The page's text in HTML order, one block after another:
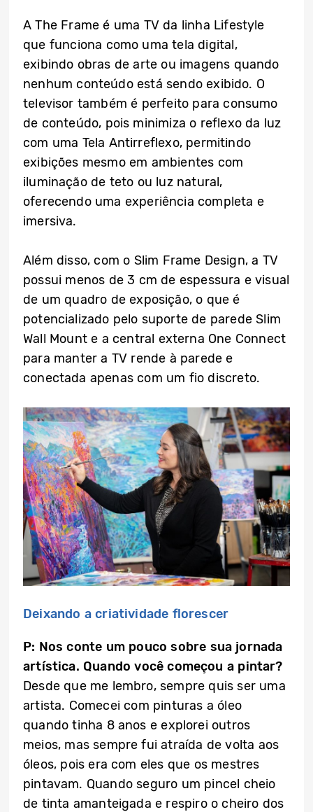
A The Frame é uma TV da linha Lifestyle
que funciona como uma tela digital,
exibindo obras de arte ou imagens quando
nenhum conteúdo está sendo exibido. O
televisor também é perfeito para consumo
de conteúdo, pois minimiza o reflexo da luz
com uma Tela Antirreflexo, permitindo
exibições mesmo em ambientes com
iluminação de teto ou luz natural,
oferecendo uma experiência completa e
imersiva.
Além disso, com o Slim Frame Design, a TV
possui menos de 3 cm de espessura e visual
de um quadro de exposição, o que é
potencializado pelo suporte de parede Slim
Wall Mount e a central externa One Connect
para manter a TV rende à parede e
conectada apenas com um fio discreto.
Deixando a criatividade florescer
P: Nos conte um pouco sobre sua jornada
artística. Quando você começou a pintar?
Desde que me lembro, sempre quis ser uma
artista. Comecei com pinturas a óleo
quando tinha 8 anos e explorei outros
meios, mas sempre fui atraída de volta aos
óleos, pois era com eles que os mestres
pintavam. Quando seguro um pincel cheio
de tinta amanteigada e respiro o cheiro dos